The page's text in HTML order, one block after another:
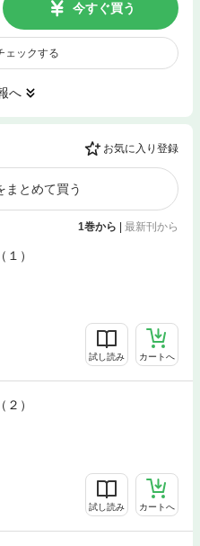
今すぐ買う
ェックする
へ
お気に入り登録
まとめて買う
1巻から 最新刊から
）
試し読み カートへ
）
試し読み カートへ